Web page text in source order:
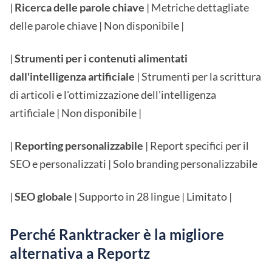
| Ricerca delle parole chiave | Metriche dettagliate
delle parole chiave | Non disponibile |
|Strumenti per i contenuti alimentati
dall'intelligenza artificiale | Strumenti per la scrittura
di articoli e l'ottimizzazione dell'intelligenza
artificiale | Non disponibile |
| Reporting personalizzabile | Report specifici per il
SEO e personalizzati | Solo branding personalizzabile
|SEO globale | Supporto in 28 lingue | Limitato |
Perché Ranktracker è la migliore
alternativa a Reportz